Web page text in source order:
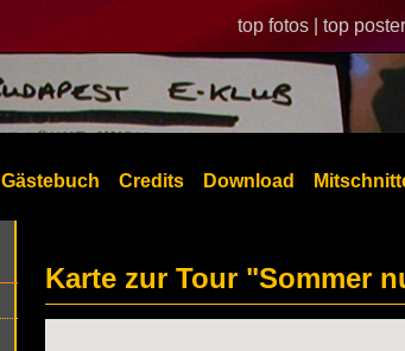
top fotos | top poster
Gästebuch Credits Download
Karte zur Tour "Sommer